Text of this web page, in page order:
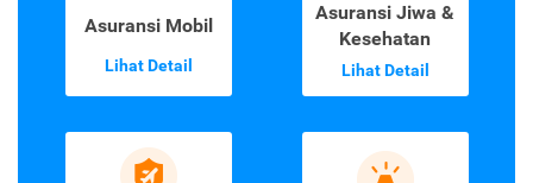
Asuransi Mobil
Lihat Detail
Asuransi Jiwa &
Kesehatan
Lihat Detail